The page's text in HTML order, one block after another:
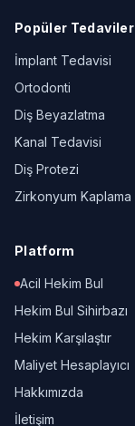
Popüler Tedaviler
İmplant Tedavisi
Ortodonti
Diş Beyazlatma
Kanal Tedavisi
Diş Protezi
Zirkonyum Kaplama
Platform
Acil Hekim Bul
Hekim Bul Sihirbazı
Hekim Karşılaştır
Maliyet Hesaplayıcı
Hakkımızda
İletişim